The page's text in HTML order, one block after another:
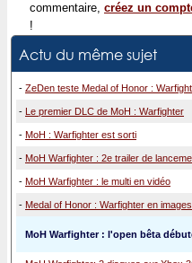
commentaire, créez un
!
Actu du même sujet
- ZeDen teste Medal of Honor :
- Le premier DLC de MoH : Warfighter
- MoH : Warfighter est sorti
- MoH Warfighter : 2e trailer de
- MoH Warfighter : le multi en vidéo
- Medal of Honor : Warfighter en images
MoH Warfighter : l'open bêta